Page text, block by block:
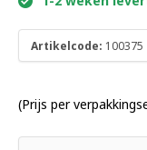
Artikelcode: 100375
(Prijs per